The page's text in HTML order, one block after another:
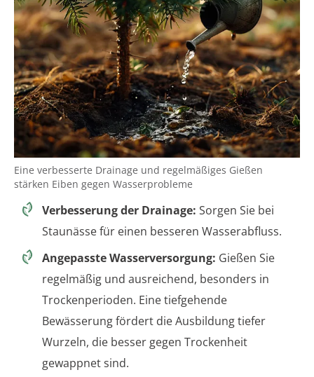
Eine verbesserte Drainage und regelmäßiges Gießen
stärken Eiben gegen Wasserprobleme
Verbesserung der Drainage: Sorgen Sie bei
Staunässe für einen besseren Wasserabfluss.
Angepasste Wasserversorgung: Gießen Sie
regelmäßig und ausreichend, besonders in
Trockenperioden. Eine tiefgehende
Bewässerung fördert die Ausbildung tiefer
Wurzeln, die besser gegen Trockenheit
gewappnet sind.